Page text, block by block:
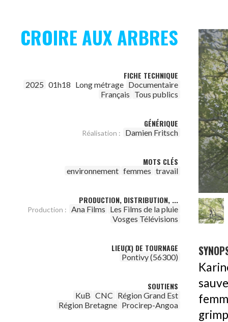
CROIRE AUX ARBRES
FICHE TECHNIQUE
2025 01h18 Long métrage Documentaire
Français Tous publics
GÉNÉRIQUE
Réalisation : Damien Fritsch
MOTS CLÉS
environnement femmes travail
PRODUCTION, DISTRIBUTION, ...
Production : Ana Films Les Films de la pluie
Vosges Télévisions
LIEU(X) DE TOURNAGE
Pontivy (56300)
SOUTIENS
KuB CNC Région Grand Est
Région Bretagne Procirep-Angoa